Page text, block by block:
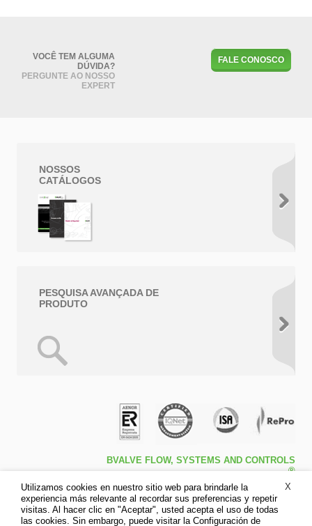
VOCÊ TEM ALGUMA
DÚVIDA?
PERGUNTE AO NOSSO
EXPERT
FALE CONOSCO
NOSSOS
CATÁLOGOS
PESQUISA AVANÇADA DE
PRODUTO
BVALVE FLOW, SYSTEMS AND CONTROLS
®
Travessa de Peralta 5ª – Pol. Ind. l1 46540 El
Puig (Valencia)
Tfno: +34 961.473.161
Fax: +34 961.473.170
X
Utilizamos cookies en nuestro sitio web para brindarle la
experiencia más relevante al recordar sus preferencias y repetir
visitas. Al hacer clic en "Aceptar", usted acepta el uso de todas
las cookies. Sin embargo, puede visitar la Configuración de